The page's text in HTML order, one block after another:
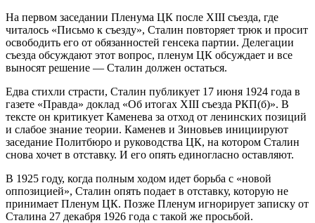
На первом заседании Пленума ЦК после XIII съезда, где
читалось «Письмо к съезду», Сталин повторяет трюк и просит
освободить его от обязанностей генсека партии. Делегации
съезда обсуждают этот вопрос, пленум ЦК обсуждает и все
выносят решение — Сталин должен остаться.
Едва стихли страсти, Сталин публикует 17 июня 1924 года в
газете «Правда» доклад «Об итогах XIII съезда РКП(б)». В
тексте он критикует Каменева за отход от ленинских позиций
и слабое знание теории. Каменев и Зиновьев инициируют
заседание Политбюро и руководства ЦК, на котором Сталин
снова хочет в отставку. И его опять единогласно оставляют.
В 1925 году, когда полным ходом идет борьба с «новой
оппозицией», Сталин опять подает в отставку, которую не
принимает Пленум ЦК. Позже Пленум игнорирует записку от
Сталина 27 декабря 1926 года с такой же просьбой.